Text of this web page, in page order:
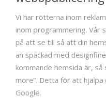
Vi har rötterna inom
inom programmering. Vår
på att se till så att din
än späckad med
kommande hemsida är,
more”. Detta för att
Google.